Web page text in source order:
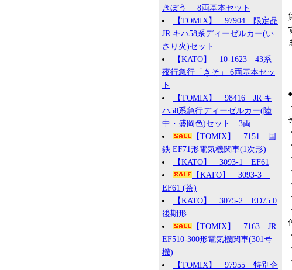
きぼう」 8両基本セット
【TOMIX】 97904 限定品
JR キハ58系ディーゼルカー(い
さり火)セット
【KATO】 10-1623 43系
夜行急行「きそ」 6両基本セッ
ト
【TOMIX】 98416 JR キ
ハ58系急行ディーゼルカー(陸
中・盛岡色)セット 3両
【TOMIX】 7151 国
鉄 EF71形電気機関車(1次形)
【KATO】 3093-1 EF61
【KATO】 3093-3
EF61 (茶)
【KATO】 3075-2 ED75 0
後期形
【TOMIX】 7163 JR
EF510-300形電気機関車(301号
機)
【TOMIX】 97955 特別企